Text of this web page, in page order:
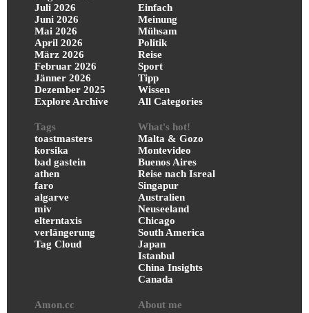
Juli 2026
Juni 2026
Mai 2026
April 2026
März 2026
Februar 2026
Jänner 2026
Dezember 2025
Explore Archive
Einfach
Meinung
Mühsam
Politik
Reise
Sport
Tipp
Wissen
All Categories
Tags
toastmasters
korsika
bad gastein
athen
faro
algarve
miv
elterntaxis
verlängerung
Tag Cloud
What's hot!
Malta & Gozo
Montevideo
Buenos Aires
Reise nach Isreal
Singapur
Australien
Neuseeland
Chicago
South America
Japan
Istanbul
China Insights
Canada
Amon.cc
About me